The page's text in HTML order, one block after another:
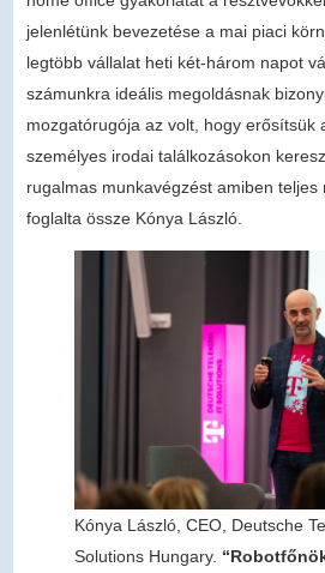
jelenlétünk bevezetése a mai piaci
legtöbb vállalat heti két-három napot
számunkra ideális megoldásnak
mozgatórugója az volt, hogy erősítsük
személyes irodai találkozásokon
rugalmas munkavégzést amiben teljes
foglalta össze Kónya László.
Kónya László, CEO, Deutsche
Solutions Hungary.